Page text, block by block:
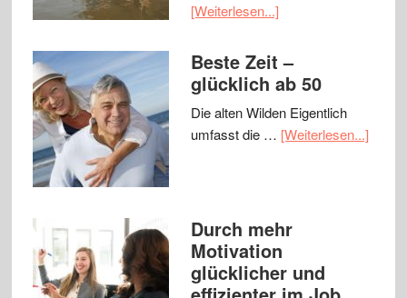
[Weiterlesen...]
Beste Zeit –
glücklich ab 50
Die alten Wilden Eigentlich
umfasst die … [Weiterlesen...]
Durch mehr
Motivation
glücklicher und